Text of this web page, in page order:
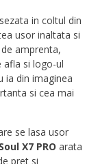
in coltul din
usor inaltata si
amprenta,
afla si logo-ul
ia din imaginea
si cea mai
se lasa usor
X7 PRO arata
pret si